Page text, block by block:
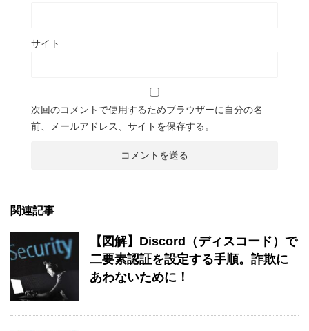
サイト
次回のコメントで使用するためブラウザーに自分の名
前、メールアドレス、サイトを保存する。
関連記事
【図解】Discord（ディスコード）で
二要素認証を設定する手順。詐欺に
あわないために！